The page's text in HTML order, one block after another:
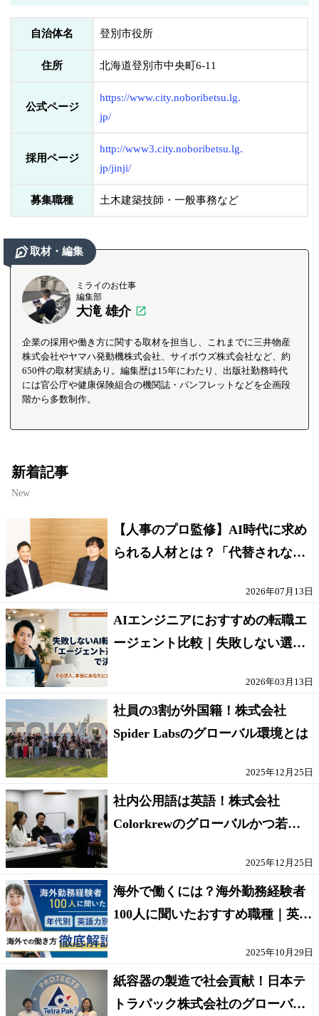
自治体名 登別市役所
住所 北海道登別市中央町6-11
公式ページ
https://www.city.noboribetsu.lg.
jp/
採用ページ
http://www3.city.noboribetsu.lg.
jp/jinji/
募集職種 土木建築技師・一般事務など
取材・編集
ミライのお仕事
編集部
大滝 雄介
企業の採用や働き方に関する取材を担当し、これまでに三井物産
株式会社やヤマハ発動機株式会社、サイボウズ株式会社など、約
650件の取材実績あり。編集歴は15年にわたり、出版社勤務時代
には官公庁や健康保険組合の機関誌・パンフレットなどを企画段
階から多数制作。
新着記事
New
【人事のプロ監修】AI時代に求め
られる人材とは？「代替されない
2026年07月13日
AIエンジニアにおすすめの転職エ
ージェント比較｜失敗しない選び
2026年03月13日
社員の3割が外国籍！株式会社
Spider Labsのグローバル環境とは
2025年12月25日
社内公用語は英語！株式会社
Colorkrewのグローバルかつ若手
2025年12月25日
海外で働くには？海外勤務経験者
100人に聞いたおすすめ職種｜英語
2025年10月29日
紙容器の製造で社会貢献！日本テ
トラパック株式会社のグローバル